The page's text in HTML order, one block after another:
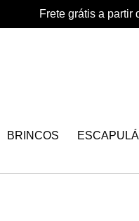
Frete grátis a partir
BRINCOS